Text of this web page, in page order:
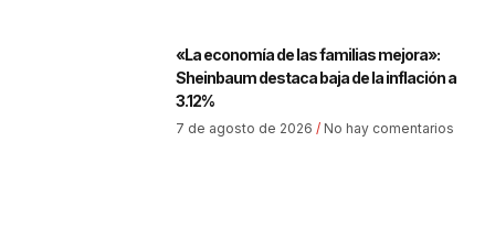
«La economía de las familias mejora»:
Sheinbaum destaca baja de la inflación a
3.12%
7 de agosto de 2026 No hay comentarios